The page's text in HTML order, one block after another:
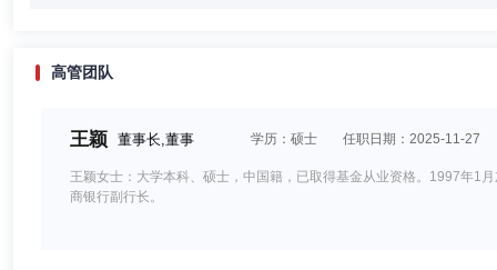
高管团队
王颖 董事长,董事 学历：硕士 任职日期：2025-11-27
王颖女士：大学本科、硕士，中国籍，已取得基金从业资格。1997年1
商银行副行长。